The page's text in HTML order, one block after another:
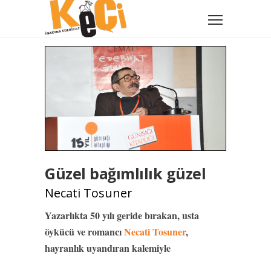
Güzel bağımlılık güzel
Necati Tosuner
Yazarlıkta 50 yılı geride bırakan, usta
öykücü ve romancıNecati Tosuner,
hayranlık uyandıran kalemiyle